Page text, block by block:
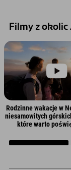
Filmy z okolic
Rodzinne wakacje w
niesamowitych
które warto